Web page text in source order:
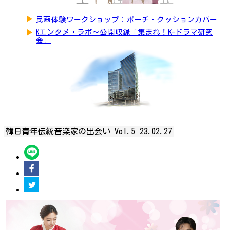
▶ 民画体験ワークショップ：ポーチ・クッションカバー
▶ Kエンタメ・ラボ～公開収録「集まれ！K-ドラマ研究
会」
韓日青年伝統音楽家の出会い Vol.5 23.02.27